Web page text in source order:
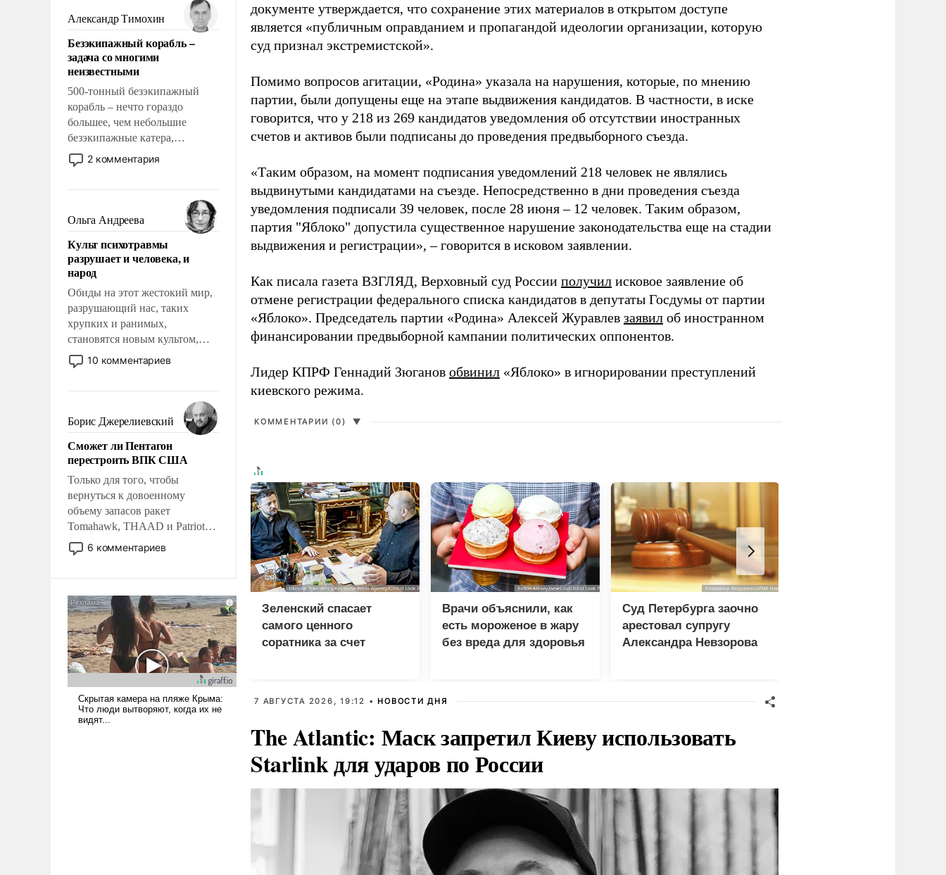
Александр Тимохин
Безэкипажный корабль –
задача со многими
неизвестными
500-тонный безэкипажный
корабль – нечто гораздо
большее, чем небольшие
безэкипажные катера,
применение которых уже
стало обыденностью. Задача по
сложна и амбициозна. Однако
и ее реализация радикально
поднимет наши боевые
возможности.
2 комментария
Ольга Андреева
Культ психотравмы
разрушает и человека, и
народ
Обиды на этот жестокий мир,
разрушающий нас, таких
хрупких и ранимых,
становятся новым культом,
постепенно вытесняя и
отменяя традиционное
мужественным и твердым под
ударами судьбы, брать на себя
ответственность, помогать
слабым, идти вперед и
адаптироваться.
10 комментариев
Борис Джерелиевский
Сможет ли Пентагон
перестроить ВПК США
Только для того, чтобы
вернуться к довоенному
объему запасов ракет
Tomahawk, THAAD и Patriot
США потребуется более трех
лет. Даже небольшая война с
Сложившаяся ситуация
означает многолетний период
уязвимости США, например,
перед Китаем.
6 комментариев
документе утверждается, что сохранение этих материалов в открытом доступе
является «публичным оправданием и пропагандой идеологии организации, которую
суд признал экстремистской».
Помимо вопросов агитации, «Родина» указала на нарушения, которые, по мнению
партии, были допущены еще на этапе выдвижения кандидатов. В частности, в иске
говорится, что у 218 из 269 кандидатов уведомления об отсутствии иностранных
счетов и активов были подписаны до проведения предвыборного съезда.
«Таким образом, на момент подписания уведомлений 218 человек не являлись
выдвинутыми кандидатами на съезде. Непосредственно в дни проведения съезда
уведомления подписали 39 человек, после 28 июня – 12 человек. Таким образом,
партия "Яблоко" допустила существенное нарушение законодательства еще на стадии
выдвижения и регистрации», – говорится в исковом заявлении.
Как писала газета ВЗГЛЯД, Верховный суд России получил исковое заявление об
отмене регистрации федерального списка кандидатов в депутаты Госдумы от партии
«Яблоко». Председатель партии «Родина» Алексей Журавлев заявил об иностранном
финансировании предвыборной кампании политических оппонентов.
Лидер КПРФ Геннадий Зюганов обвинил «Яблоко» в игнорировании преступлений
киевского режима.
КОММЕНТАРИИ (0) ▼
Зеленский спасает
самого ценного
соратника за счет
Врачи объяснили, как
есть мороженое в жару
без вреда для здоровья
Суд Петербурга заочно
арестовал супругу
Александра Невзорова
7 АВГУСТА 2026, 19:12 • НОВОСТИ ДНЯ
The Atlantic: Маск запретил Киеву использовать
Starlink для ударов по России